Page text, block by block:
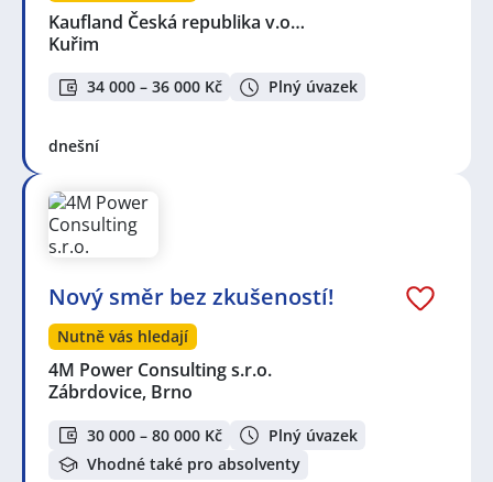
Kaufland Česká republika v.o…
Kuřim
34 000 – 36 000 Kč Plný úvazek
dnešní
Nový směr bez zkušeností!
Nutně vás hledají
4M Power Consulting s.r.o.
Zábrdovice, Brno
30 000 – 80 000 Kč
Plný úvazek
Vhodné také pro absolventy